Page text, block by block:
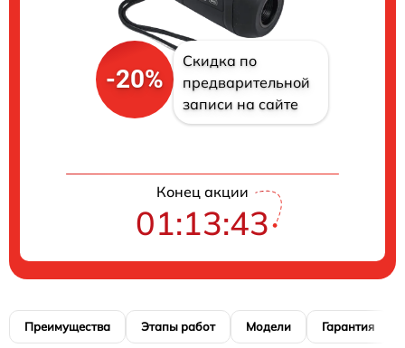
-20%
Скидка по
предварительной
записи на сайте
Конец акции
01:13:42
Преимущества Этапы работ Модели Гарантия